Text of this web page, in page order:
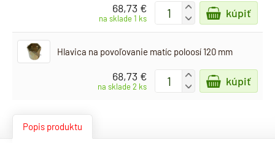
68,73 €
na sklade 1 ks
+
-
kúpiť
Hlavica na povoľovanie matíc poloosí 120 mm
68,73 €
na sklade 2 ks
+
-
kúpiť
Popis produktu